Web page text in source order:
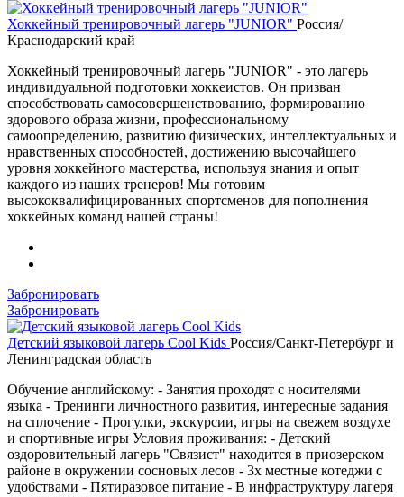
Хоккейный тренировочный лагерь "JUNIOR" Россия/
Краснодарский край
Хоккейный тренировочный лагерь "JUNIOR" - это лагерь
индивидуальной подготовки хоккеистов. Он призван
способствовать самосовершенствованию, формированию
здорового образа жизни, профессиональному
самоопределению, развитию физических, интеллектуальных и
нравственных способностей, достижению высочайшего
уровня хоккейного мастерства, используя знания и опыт
каждого из наших тренеров! Мы готовим
высококвалифицированных спортсменов для пополнения
хоккейных команд нашей страны!
Забронировать
Забронировать
Детский языковой лагерь Cool Kids Россия/Санкт-Петербург и
Ленинградская область
Обучение английскому: - Занятия проходят с носителями
языка - Тренинги личностного развития, интересные задания
на сплочение - Прогулки, экскурсии, игры на свежем воздухе
и спортивные игры Условия проживания: - Детский
оздоровительный лагерь "Связист" находится в приозерском
районе в окружении сосновых лесов - 3х местные котеджи с
удобствами - Пятиразовое питание - В инфраструктуру лагеря